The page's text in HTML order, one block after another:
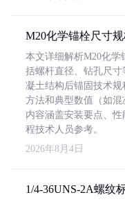
M20化学锚栓尺寸
本文详细解析M20化
括螺杆直径、钻孔尺
凝土结构后锚固技术规
方法和典型数值（如混
内容涵盖安装要点、
程技术人员参考。
2026年8月4日
1/4-36UNS-2A螺纹